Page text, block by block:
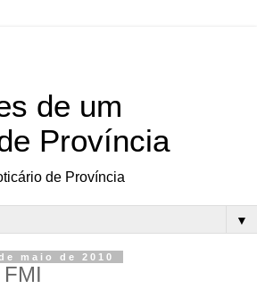
de um
Província
de Província
▼
maio de 2010